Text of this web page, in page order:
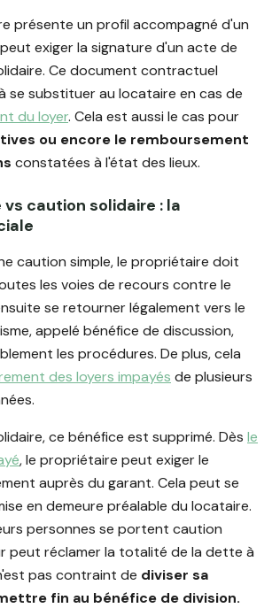
présente un profil accompagné d'un
exiger la signature d'un acte de
Ce document contractuel
se substituer au locataire en cas de
du loyer. Cela est aussi le cas pour
ou encore le remboursement
constatées à l'état des lieux.
caution solidaire : la
caution simple, le propriétaire doit
les voies de recours contre le
se retourner légalement vers le
appelé bénéfice de discussion,
les procédures. De plus, cela
des loyers impayés de plusieurs
ce bénéfice est supprimé. Dès le
, le propriétaire peut exiger le
auprès du garant. Cela peut se
en demeure préalable du locataire.
personnes se portent caution
peut réclamer la totalité de la dette à
pas contraint de diviser sa
fin au bénéfice de division.